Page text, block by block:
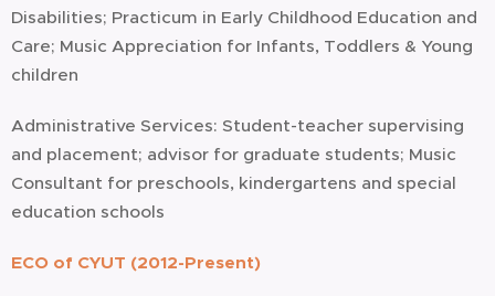
Disabilities; Practicum in Early Childhood Education and
Care; Music Appreciation for Infants, Toddlers & Young
children
Administrative Services: Student-teacher supervising
and placement; advisor for graduate students; Music
Consultant for preschools, kindergartens and special
education schools
ECO of CYUT (2012-Present)